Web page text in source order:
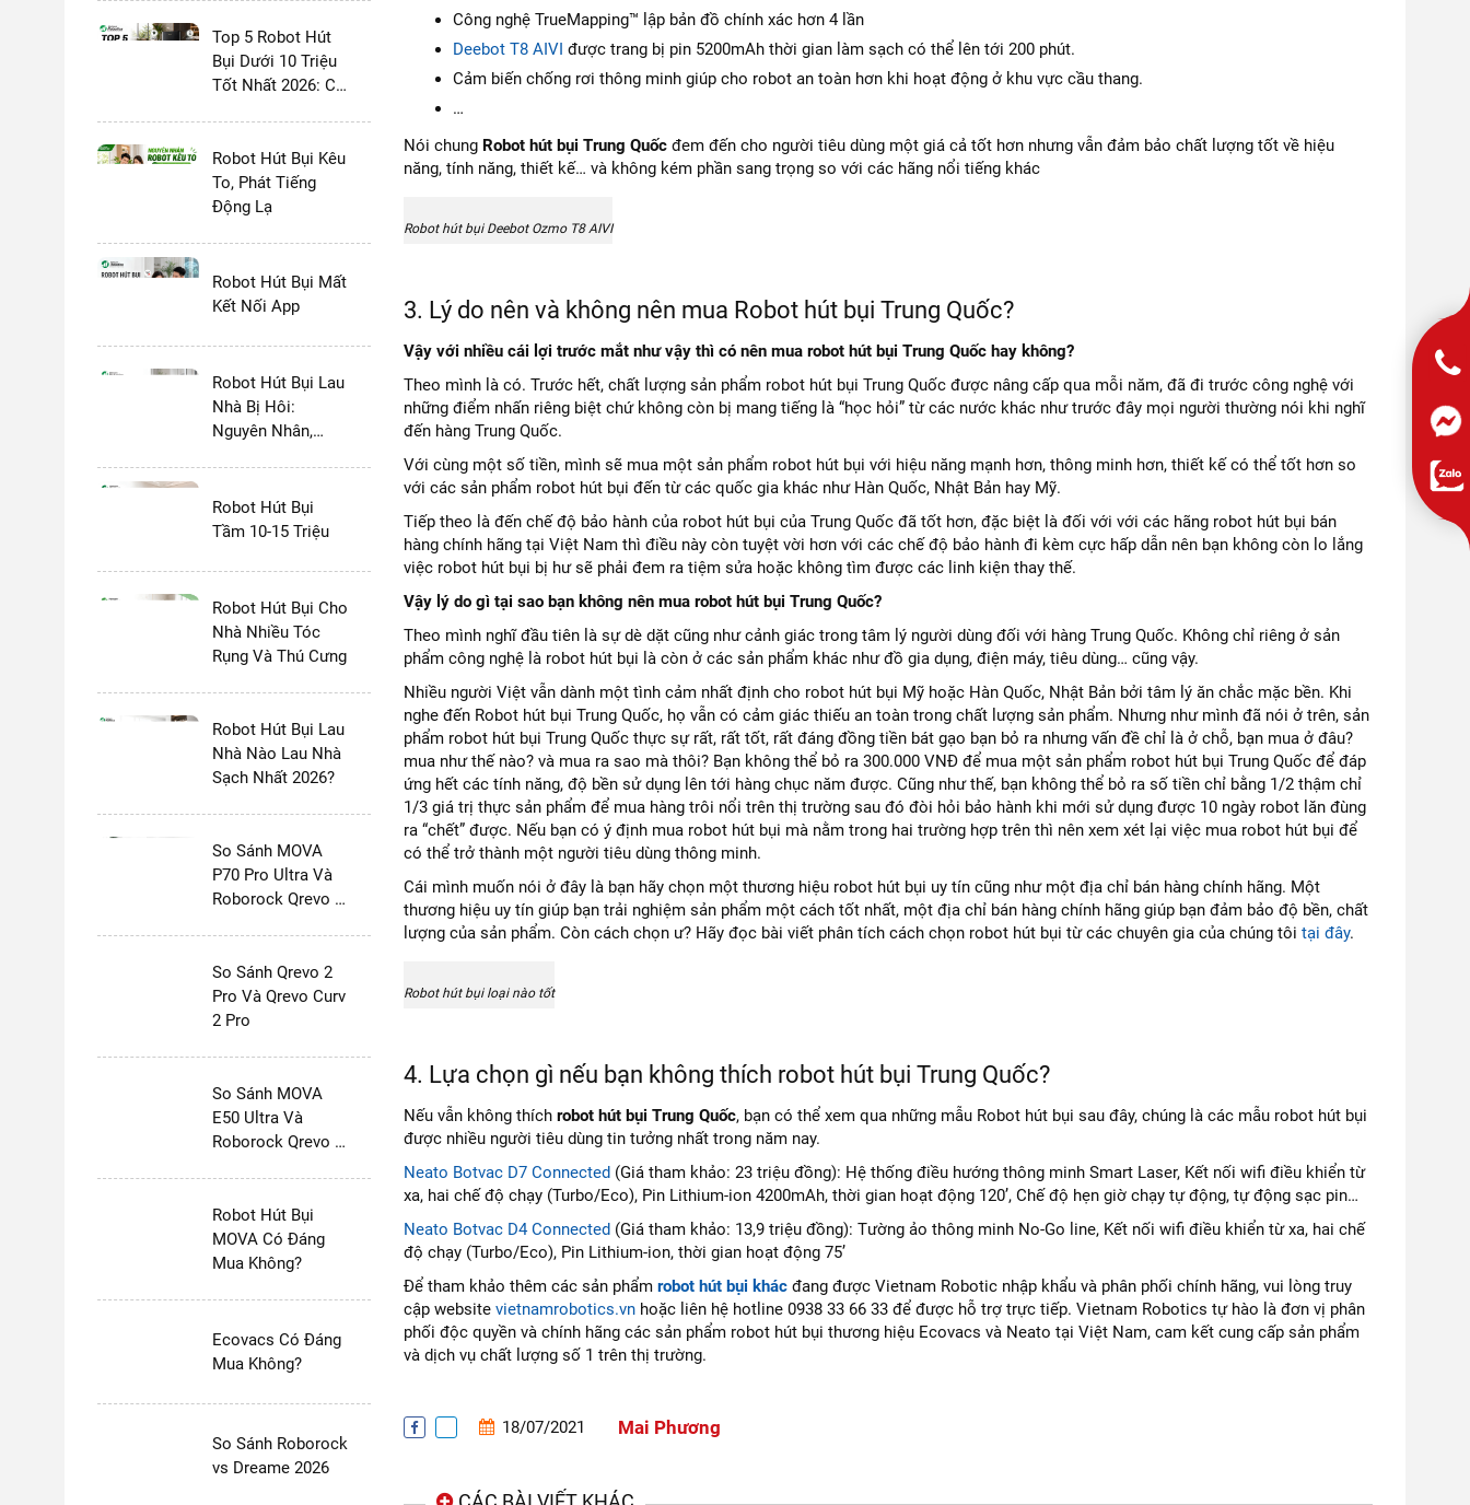
Top 5 Robot Hút
Bụi Dưới 10 Triệu
Tốt Nhất 2026: Có
Robot Hút Bụi Kêu
To, Phát Tiếng
Động Lạ
Robot Hút Bụi Mất
Kết Nối App
Robot Hút Bụi Lau
Nhà Bị Hôi:
Nguyên Nhân,
Robot Hút Bụi
Tầm 10-15 Triệu
Robot Hút Bụi Cho
Nhà Nhiều Tóc
Rụng Và Thú Cưng
Robot Hút Bụi Lau
Nhà Nào Lau Nhà
Sạch Nhất 2026?
So Sánh MOVA
P70 Pro Ultra Và
Roborock Qrevo 2
So Sánh Qrevo 2
Pro Và Qrevo Curv
2 Pro
So Sánh MOVA
E50 Ultra Và
Roborock Qrevo S
Robot Hút Bụi
MOVA Có Đáng
Mua Không?
Ecovacs Có Đáng
Mua Không?
So Sánh Roborock
vs Dreame 2026
Công nghệ TrueMapping™ lập bản đồ chính xác hơn 4 lần
Deebot T8 AIVI được trang bị pin 5200mAh thời gian làm sạch có thể lên tới 200 phút.
Cảm biến chống rơi thông minh giúp cho robot an toàn hơn khi hoạt động ở khu vực cầu thang.
…
Nói chung Robot hút bụi Trung Quốcđem đến cho người tiêu dùng một giá cả tốt hơn nhưng vẫn đảm bảo chất lượng tốt về hiệu
năng, tính năng, thiết kế… và không kém phần sang trọng so với các hãng nổi tiếng khác
Robot hút bụi Deebot Ozmo T8 AIVI
3. Lý do nên và không nên mua Robot hút bụi Trung Quốc?
Vậy với nhiều cái lợi trước mắt như vậy thì có nên mua robot hút bụi Trung Quốc hay không?
Theo mình là có. Trước hết, chất lượng sản phẩm robot hút bụi Trung Quốc được nâng cấp qua mỗi năm, đã đi trước công nghệ với
những điểm nhấn riêng biệt chứ không còn bị mang tiếng là “học hỏi” từ các nước khác như trước đây mọi người thường nói khi nghĩ
đến hàng Trung Quốc.
Với cùng một số tiền, mình sẽ mua một sản phẩm robot hút bụi với hiệu năng mạnh hơn, thông minh hơn, thiết kế có thể tốt hơn so
với các sản phẩm robot hút bụi đến từ các quốc gia khác như Hàn Quốc, Nhật Bản hay Mỹ.
Tiếp theo là đến chế độ bảo hành của robot hút bụi của Trung Quốc đã tốt hơn, đặc biệt là đối với với các hãng robot hút bụi bán
hàng chính hãng tại Việt Nam thì điều này còn tuyệt vời hơn với các chế độ bảo hành đi kèm cực hấp dẫn nên bạn không còn lo lắng
việc robot hút bụi bị hư sẽ phải đem ra tiệm sửa hoặc không tìm được các linh kiện thay thế.
Vậy lý do gì tại sao bạn không nên mua robot hút bụi Trung Quốc?
Theo mình nghĩ đầu tiên là sự dè dặt cũng như cảnh giác trong tâm lý người dùng đối với hàng Trung Quốc. Không chỉ riêng ở sản
phẩm công nghệ là robot hút bụi là còn ở các sản phẩm khác như đồ gia dụng, điện máy, tiêu dùng… cũng vậy.
Nhiều người Việt vẫn dành một tình cảm nhất định cho robot hút bụi Mỹ hoặc Hàn Quốc, Nhật Bản bởi tâm lý ăn chắc mặc bền. Khi
nghe đến Robot hút bụi Trung Quốc, họ vẫn có cảm giác thiếu an toàn trong chất lượng sản phẩm. Nhưng như mình đã nói ở trên, sản
phẩm robot hút bụi Trung Quốc thực sự rất, rất tốt, rất đáng đồng tiền bát gạo bạn bỏ ra nhưng vấn đề chỉ là ở chỗ, bạn mua ở đâu?
mua như thế nào? và mua ra sao mà thôi? Bạn không thể bỏ ra 300.000 VNĐ để mua một sản phẩm robot hút bụi Trung Quốc để đáp
ứng hết các tính năng, độ bền sử dụng lên tới hàng chục năm được. Cũng như thế, bạn không thể bỏ ra số tiền chỉ bằng 1/2 thậm chỉ
1/3 giá trị thực sản phẩm để mua hàng trôi nổi trên thị trường sau đó đòi hỏi bảo hành khi mới sử dụng được 10 ngày robot lăn đùng
ra “chết” được. Nếu bạn có ý định mua robot hút bụi mà nằm trong hai trường hợp trên thì nên xem xét lại việc mua robot hút bụi để
có thể trở thành một người tiêu dùng thông minh.
Cái mình muốn nói ở đây là bạn hãy chọn một thương hiệu robot hút bụi uy tín cũng như một địa chỉ bán hàng chính hãng. Một
thương hiệu uy tín giúp bạn trải nghiệm sản phẩm một cách tốt nhất, một địa chỉ bán hàng chính hãng giúp bạn đảm bảo độ bền, chất
lượng của sản phẩm. Còn cách chọn ư? Hãy đọc bài viết phân tích cách chọn robot hút bụi từ các chuyên gia của chúng tôi tại đây.
Robot hút bụi loại nào tốt
4. Lựa chọn gì nếu bạn không thích robot hút bụi Trung Quốc?
Nếu vẫn không thích robot hút bụi Trung Quốc, bạn có thể xem qua những mẫu Robot hút bụi sau đây, chúng là các mẫu robot hút bụi
được nhiều người tiêu dùng tin tưởng nhất trong năm nay.
Neato Botvac D7 Connected(Giá tham khảo: 23 triệu đồng): Hệ thống điều hướng thông minh Smart Laser, Kết nối wifi điều khiển từ
xa, hai chế độ chạy (Turbo/Eco), Pin Lithium-ion 4200mAh, thời gian hoạt động 120’, Chế độ hẹn giờ chạy tự động, tự động sạc pin…
Neato Botvac D4 Connected(Giá tham khảo: 13,9 triệu đồng): Tường ảo thông minh No-Go line, Kết nối wifi điều khiển từ xa, hai chế
độ chạy (Turbo/Eco), Pin Lithium-ion, thời gian hoạt động 75’
Để tham khảo thêm các sản phẩm robot hút bụi khácđang được Vietnam Robotic nhập khẩu và phân phối chính hãng, vui lòng truy
cập website vietnamrobotics.vnhoặc liên hệ hotline 0938 33 66 33 để được hỗ trợ trực tiếp. Vietnam Robotics tự hào là đơn vị phân
phối độc quyền và chính hãng các sản phẩm robot hút bụi thương hiệu Ecovacs và Neato tại Việt Nam, cam kết cung cấp sản phẩm
và dịch vụ chất lượng số 1 trên thị trường.
18/07/2021 Mai Phương